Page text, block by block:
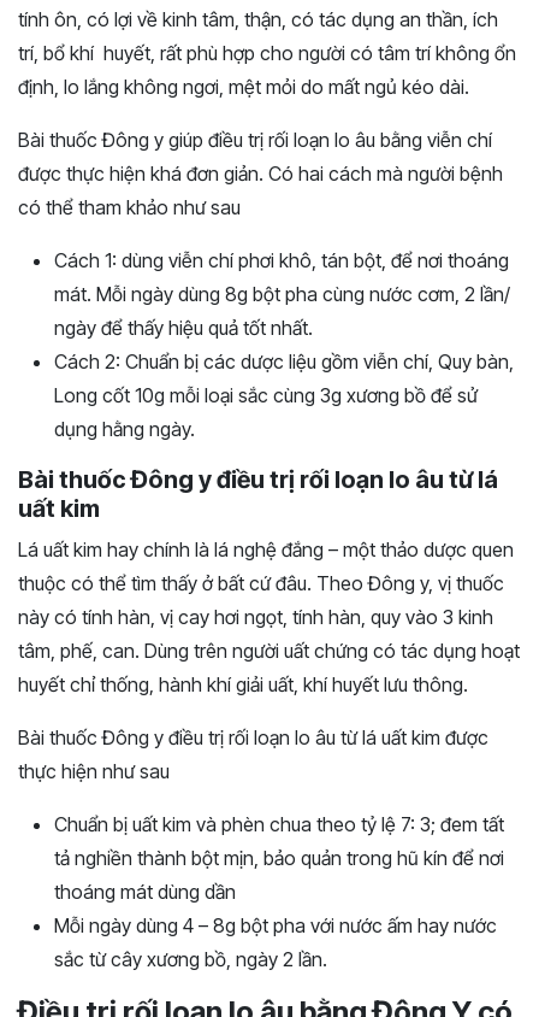
tính ôn, có lợi về kinh tâm, thận, có tác dụng an thần, ích
trí, bổ khí huyết, rất phù hợp cho người có tâm trí không ổn
định, lo lắng không ngơi, mệt mỏi do mất ngủ kéo dài.
Bài thuốc Đông y giúp điều trị rối loạn lo âu bằng viễn chí
được thực hiện khá đơn giản. Có hai cách mà người bệnh
có thể tham khảo như sau
Cách 1: dùng viễn chí phơi khô, tán bột, để nơi thoáng
mát. Mỗi ngày dùng 8g bột pha cùng nước cơm, 2 lần/
ngày để thấy hiệu quả tốt nhất.
Cách 2: Chuẩn bị các dược liệu gồm viễn chí, Quy bàn,
Long cốt 10g mỗi loại sắc cùng 3g xương bồ để sử
dụng hằng ngày.
Bài thuốc Đông y điều trị rối loạn lo âu từ lá
uất kim
Lá uất kim hay chính là lá nghệ đắng – một thảo dược quen
thuộc có thể tìm thấy ở bất cứ đâu. Theo Đông y, vị thuốc
này có tính hàn, vị cay hơi ngọt, tính hàn, quy vào 3 kinh
tâm, phế, can. Dùng trên người uất chứng có tác dụng hoạt
huyết chỉ thống, hành khí giải uất, khí huyết lưu thông.
Bài thuốc Đông y điều trị rối loạn lo âu từ lá uất kim được
thực hiện như sau
Chuẩn bị uất kim và phèn chua theo tỷ lệ 7: 3; đem tất
tả nghiền thành bột mịn, bảo quản trong hũ kín để nơi
thoáng mát dùng dần
Mỗi ngày dùng 4 – 8g bột pha với nước ấm hay nước
sắc từ cây xương bồ, ngày 2 lần.